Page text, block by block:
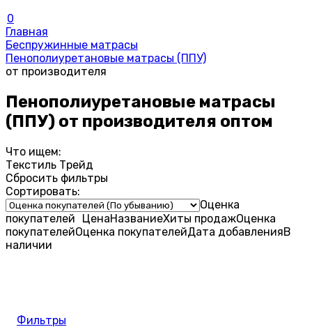
0
Главная
Беспружинные матрасы
Пенополиуретановые матрасы (ППУ)
от производителя
Пенополиуретановые матрасы
(ППУ) от производителя оптом
Что ищем:
Текстиль Трейд
Сбросить фильтры
Сортировать:
Оценка
покупателей
ЦенаНазваниеХиты продажОценка
покупателейОценка покупателейДата добавленияВ
наличии
Фильтры